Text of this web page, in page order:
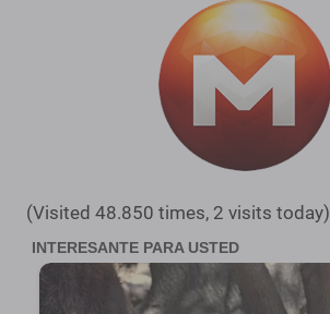
(Visited 48.850 times, 2 visits today)